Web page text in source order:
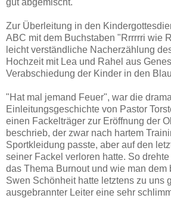
Zur Überleitung in den
ABC mit dem Buchstaben "Rrrrrri wie
leicht verständliche Nacherzählung
Hochzeit mit Lea und Rahel aus
Verabschiedung der Kinder in den
"Hat mal jemand Feuer", war die
Einleitungsgeschichte von Pastor
einen Fackelträger zur Eröffnung der
beschrieb, der zwar nach hartem
Sportkleidung passte, aber auf den
seiner Fackel verloren hatte. So
das Thema Burnout und wie man dem
Swen Schönheit hatte letztens zu uns
ausgebrannter Leiter eine sehr